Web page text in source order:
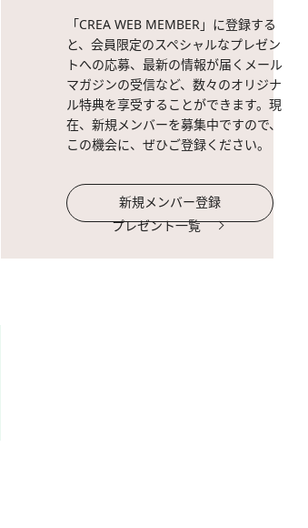
「CREA WEB MEMBER」に登録する
と、会員限定のスペシャルなプレゼン
トへの応募、最新の情報が届くメール
マガジンの受信など、数々のオリジナ
ル特典を享受することができます。現
在、新規メンバーを募集中ですので、
この機会に、ぜひご登録ください。
新規メンバー登録
プレゼント一覧